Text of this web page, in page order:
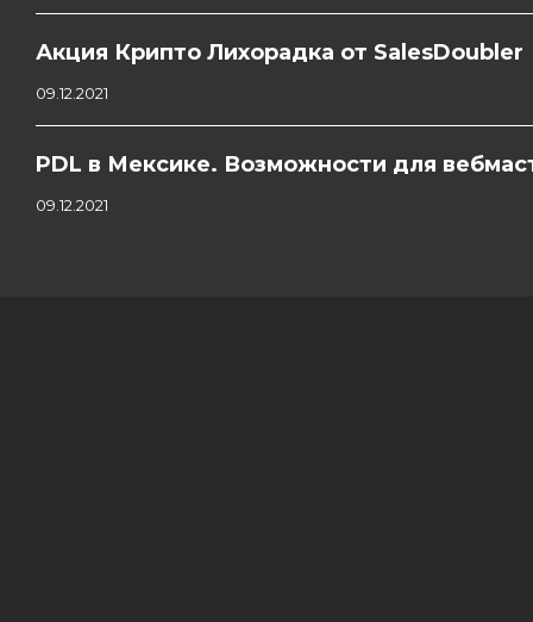
Акция Крипто Лихорадка от SalesDoubler
09.12.2021
PDL в Мексике. Возможности для
09.12.2021